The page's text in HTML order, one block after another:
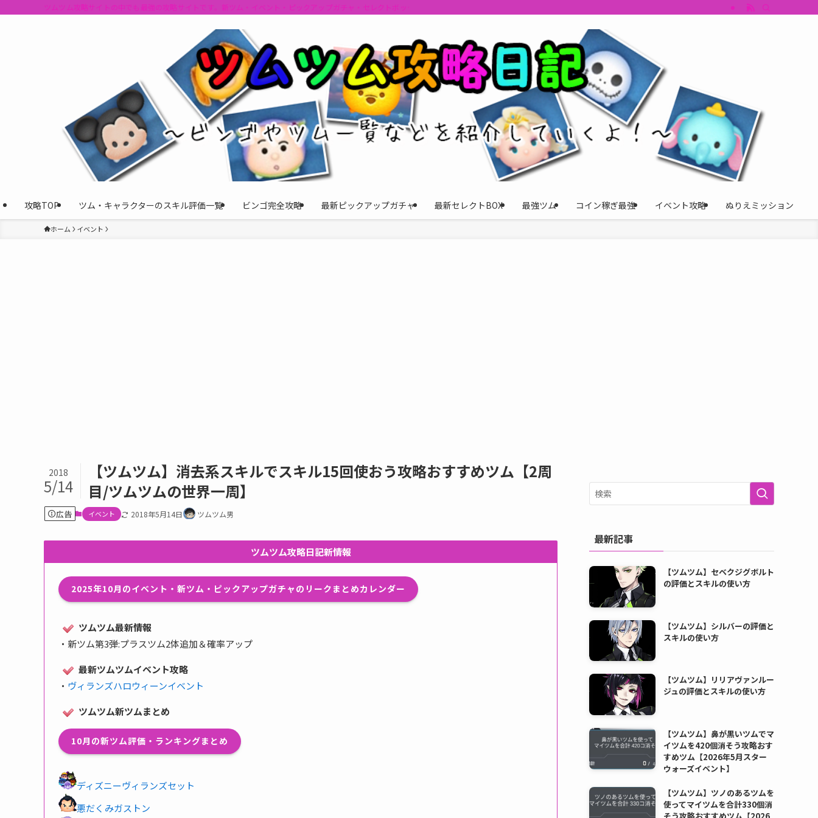
ツムツム攻略サイトの中でも最強の攻略サイトです。新ツム・イベント・ピックアップガチャ・セレクトボックスの情報を最速で提供しビンゴのおすすめツム・キャラ評価も丁寧に解説。ツムツムイベント、ツムツム攻略、ツムツ
攻略TOP ツム・キャラクターのスキル評価一覧 ビンゴ完全攻略 最新ピックアップガチャ 最新セレクトBOX 最強ツム コイン稼ぎ最強 イベント攻略 ぬりえミッション
ホーム イベント
【ツムツム】消去系スキルでスキル15回使おう攻略おすすめツム【2周
目/ツムツムの世界一周】
2018
5/14
広告 イベント 2018年5月14日 ツムツム男
ツムツム攻略日記新情報
2025年10月のイベント・新ツム・ピックアップガチャのリークまとめカレンダー
ツムツム最新情報
・ 新ツム第3弾:プラスツム2体追加＆確率アップ
最新ツムツムイベント攻略
・ ヴィランズハロウィーンイベント
ツムツム新ツムまとめ
10月の新ツム評価・ランキングまとめ
ディズニーヴィランズセット
悪だくみガストン
最新記事
【ツムツム】セベクジグボルト
の評価とスキルの使い方
【ツムツム】シルバーの評価と
スキルの使い方
【ツムツム】リリアヴァンルー
ジュの評価とスキルの使い方
【ツムツム】鼻が黒いツムでマ
イツムを420個消そう攻略おす
すめツム【2026年5月スター
ウォーズイベント】
【ツムツム】ツノのあるツムを
使ってマイツムを合計330個消